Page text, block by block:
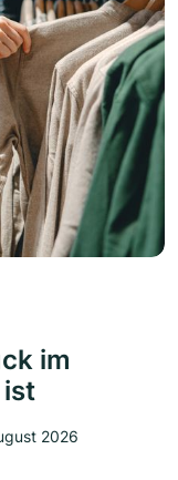
im
ist
2026